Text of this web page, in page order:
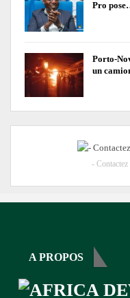
Pro
Porto-
un
-
A PROPOS